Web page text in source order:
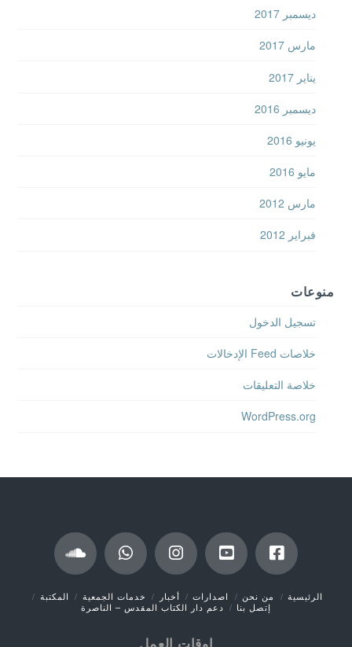
ديسمبر 2017
مارس 2017
يناير 2017
ديسمبر 2016
يونيو 2016
مايو 2016
مارس 2012
فبراير 2012
منوعات
تسجيل الدخول
خلاصات Feed الإدخالات
خلاصة التعليقات
WordPress.org
الرئيسية من نحن اصدارات أخبار خدمات الجمعية
المكتبة
إتصل بنا
دعم دار الكتاب المقدس – الناصرة